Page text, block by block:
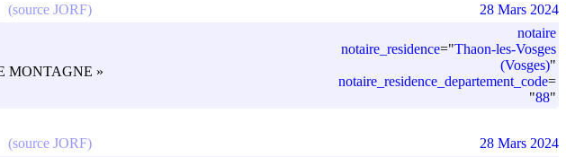
MONTAGNE »
notaire
notaire_residence="Thaon-les-Vosges
(Vosges)"
notaire_residence_departement_code=
"88"
(source JORF) 28 Mars 2024
(source JORF) 28 Mars 2024